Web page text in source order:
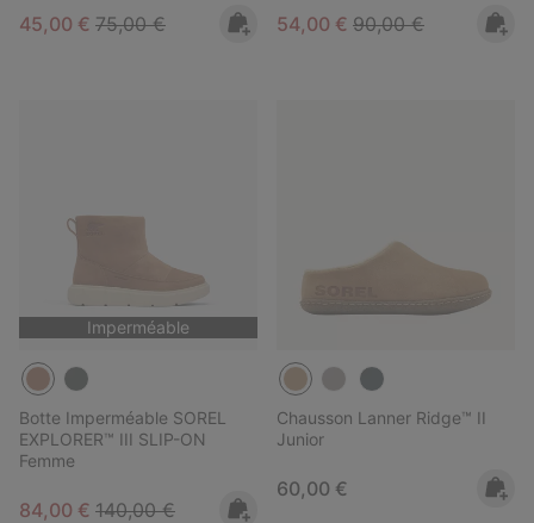
Sale price:
45,00 € Regular price:
75,00 € Sale price:
54,00 € Regular price:
90,00 €
Imperméable
Botte Imperméable SOREL
EXPLORER™ III SLIP-ON
Femme
Sale price:
84,00 € Regular price:
140,00 €
Chausson Lanner Ridge™ II
Junior
Regular price:
60,00 €